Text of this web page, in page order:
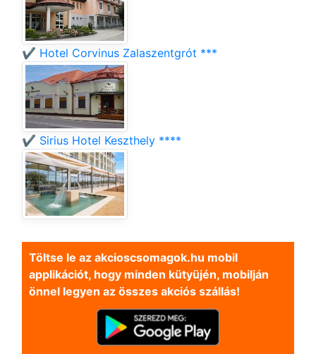
✔️ Hotel Corvinus Zalaszentgrót ***
✔️ Sirius Hotel Keszthely ****
Töltse le az akcioscsomagok.hu mobil
applikációt, hogy minden kütyüjén, mobilján
önnel legyen az összes akciós szállás!